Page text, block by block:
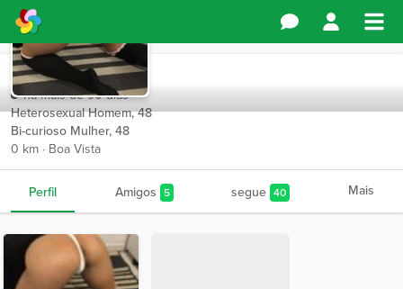
Lovecasal
há mais de 90 dias
Heterosexual Homem, 48
Bi-curioso Mulher, 48
0 km · Boa Vista
Perfil Amigos 5 segue 40 Mais